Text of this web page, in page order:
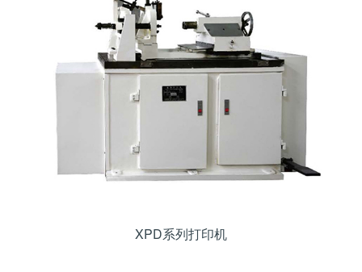
XPD系列打印机